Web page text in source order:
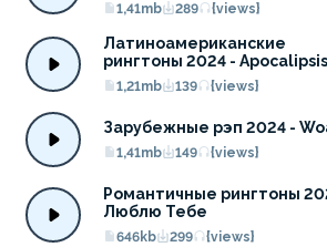
1,41mb 289 {views}
Латиноамериканские
рингтоны 2024 - Apocalipsis
1,21mb 139 {views}
Зарубежные рэп 2024 -
1,41mb 149 {views}
Романтичные рингтоны
Люблю Тебе
646kb 299 {views}